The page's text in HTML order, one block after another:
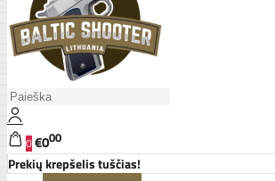
0€000
Prekių krepšelis tuščias!